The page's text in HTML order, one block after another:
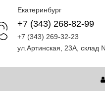
Екатеринбург
+7 (343) 268-82-99
+7 (343) 269-32-23
ул.Артинская, 23А, склад